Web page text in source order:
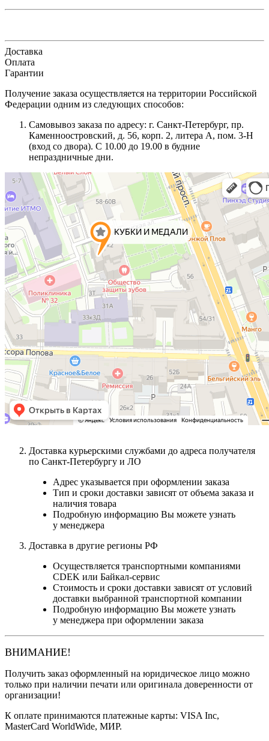
Доставка
Оплата
Гарантии
Получение заказа осуществляется на территории Российской
Федерации одним из следующих способов:
Самовывоз заказа по адресу: г. Санкт-Петербург, пр.
Каменноостровский, д. 56, корп. 2, литера А, пом. 3-Н
(вход со двора). С 10.00 до 19.00 в будние
непраздничные дни.
Доставка курьерскими службами до адреса получателя
по Санкт-Петербургу и ЛО
Адрес указывается при оформлении заказа
Тип и сроки доставки зависят от объема заказа и
наличия товара
Подробную информацию Вы можете узнать
у менеджера
Доставка в другие регионы РФ
Осуществляется транспортными компаниями
CDEK или Байкал-сервис
Стоимость и сроки доставки зависят от условий
доставки выбранной транспортной компании
Подробную информацию Вы можете узнать
у менеджера при оформлении заказа
ВНИМАНИЕ!
Получить заказ оформленный на юридическое лицо можно
только при наличии печати или оригинала доверенности от
организации!
К оплате принимаются платежные карты: VISA Inc,
MasterCard WorldWide, МИР.